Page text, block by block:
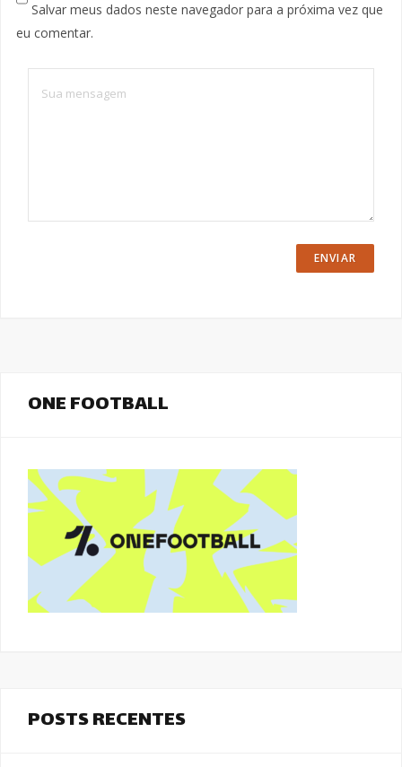
Salvar meus dados neste navegador para a próxima vez que
eu comentar.
ONE FOOTBALL
POSTS RECENTES